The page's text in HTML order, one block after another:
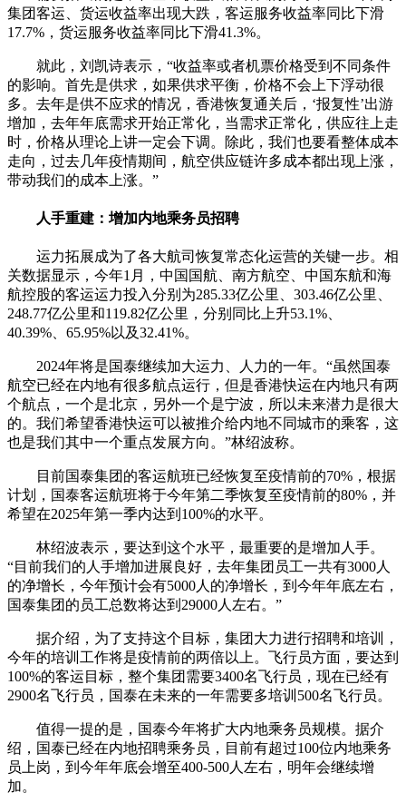
集团客运、货运收益率出现大跌，客运服务收益率同比下滑
17.7%，货运服务收益率同比下滑41.3%。
就此，刘凯诗表示，“收益率或者机票价格受到不同条件
的影响。首先是供求，如果供求平衡，价格不会上下浮动很
多。去年是供不应求的情况，香港恢复通关后，‘报复性’出游
增加，去年年底需求开始正常化，当需求正常化，供应往上走
时，价格从理论上讲一定会下调。除此，我们也要看整体成本
走向，过去几年疫情期间，航空供应链许多成本都出现上涨，
带动我们的成本上涨。”
人手重建：增加内地乘务员招聘
运力拓展成为了各大航司恢复常态化运营的关键一步。相
关数据显示，今年1月，中国国航、南方航空、中国东航和海
航控股的客运运力投入分别为285.33亿公里、303.46亿公里、
248.77亿公里和119.82亿公里，分别同比上升53.1%、
40.39%、65.95%以及32.41%。
2024年将是国泰继续加大运力、人力的一年。“虽然国泰
航空已经在内地有很多航点运行，但是香港快运在内地只有两
个航点，一个是北京，另外一个是宁波，所以未来潜力是很大
的。我们希望香港快运可以被推介给内地不同城市的乘客，这
也是我们其中一个重点发展方向。”林绍波称。
目前国泰集团的客运航班已经恢复至疫情前的70%，根据
计划，国泰客运航班将于今年第二季恢复至疫情前的80%，并
希望在2025年第一季内达到100%的水平。
林绍波表示，要达到这个水平，最重要的是增加人手。
“目前我们的人手增加进展良好，去年集团员工一共有3000人
的净增长，今年预计会有5000人的净增长，到今年年底左右，
国泰集团的员工总数将达到29000人左右。”
据介绍，为了支持这个目标，集团大力进行招聘和培训，
今年的培训工作将是疫情前的两倍以上。飞行员方面，要达到
100%的客运目标，整个集团需要3400名飞行员，现在已经有
2900名飞行员，国泰在未来的一年需要多培训500名飞行员。
值得一提的是，国泰今年将扩大内地乘务员规模。据介
绍，国泰已经在内地招聘乘务员，目前有超过100位内地乘务
员上岗，到今年年底会增至400-500人左右，明年会继续增
加。